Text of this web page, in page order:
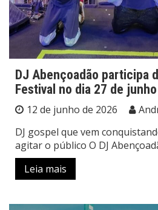
DJ Abençoadão participa
Festival no dia 27 de junho
12 de junho de 2026
DJ gospel que vem
agitar o público O DJ
Leia mais